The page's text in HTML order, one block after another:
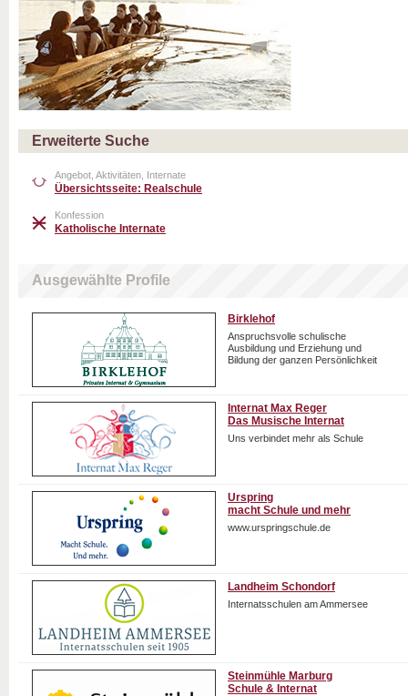
Erweiterte Suche
Angebot, Aktivitäten, Internate
Übersichtsseite: Realschule
Konfession
Katholische Internate
Ausgewählte Profile
Birklehof
Anspruchsvolle schulische
Ausbildung und Erziehung und
Bildung der ganzen Persönlichkeit
Internat Max Reger
Das Musische Internat
Uns verbindet mehr als Schule
Urspring
macht Schule und mehr
www.urspringschule.de
Landheim Schondorf
Internatsschulen am Ammersee
Steinmühle Marburg
Schule & Internat